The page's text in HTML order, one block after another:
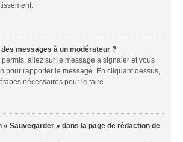
messages à un modérateur ?
permis, allez sur le message à signaler et vous
pour rapporter le message. En cliquant dessus,
nécessaires pour le faire.
« Sauvegarder » dans la page de rédaction de